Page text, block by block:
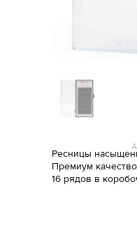
Ресницы
Премиум
16 рядов в